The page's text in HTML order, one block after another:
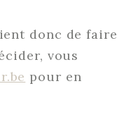
donc de faire
vous
pour en